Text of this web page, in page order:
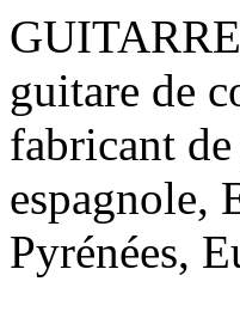
guitare de
fabricant
espagnole,
Pyrénées,